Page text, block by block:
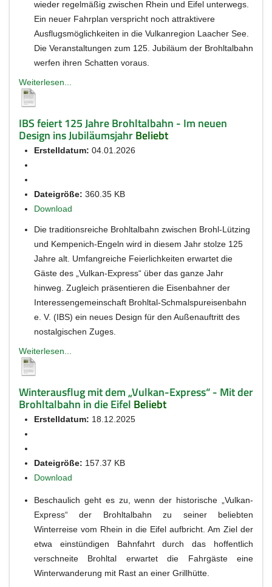
wieder regelmäßig zwischen Rhein und Eifel unterwegs.
Ein neuer Fahrplan verspricht noch attraktivere
Ausflugsmöglichkeiten in die Vulkanregion Laacher See.
Die Veranstaltungen zum 125. Jubiläum der Brohltalbahn
werfen ihren Schatten voraus.
Weiterlesen...
IBS feiert 125 Jahre Brohltalbahn - Im neuen
Design ins JubiläumsjahrBeliebt
Erstelldatum: 04.01.2026
Dateigröße: 360.35 KB
Download
Die traditionsreiche Brohltalbahn zwischen Brohl-Lützing
und Kempenich-Engeln wird in diesem Jahr stolze 125
Jahre alt. Umfangreiche Feierlichkeiten erwartet die
Gäste des „Vulkan-Express“ über das ganze Jahr
hinweg. Zugleich präsentieren die Eisenbahner der
Interessengemeinschaft Brohltal-Schmalspureisenbahn
e. V. (IBS) ein neues Design für den Außenauftritt des
nostalgischen Zuges.
Weiterlesen...
Winterausflug mit dem „Vulkan-Express“ - Mit der
Brohltalbahn in die Eifel Beliebt
Erstelldatum: 18.12.2025
Dateigröße: 157.37 KB
Download
Beschaulich geht es zu, wenn der historische „Vulkan-
Express“ der Brohltalbahn zu seiner beliebten
Winterreise vom Rhein in die Eifel aufbricht. Am Ziel der
etwa einstündigen Bahnfahrt durch das hoffentlich
verschneite Brohltal erwartet die Fahrgäste eine
Winterwanderung mit Rast an einer Grillhütte.